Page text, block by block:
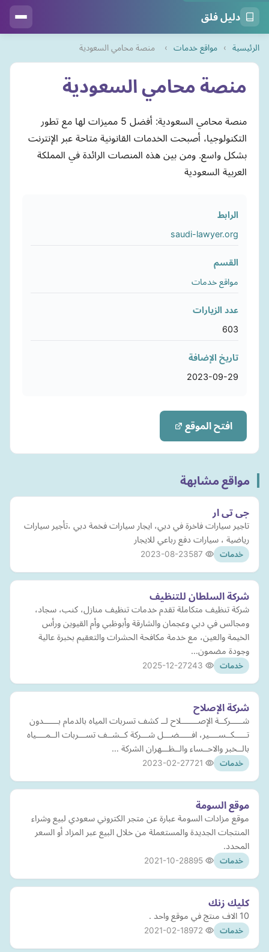
دليل فلق
الرئيسية › مواقع خدمات › منصة محامي السعودية
منصة محامي السعودية
منصة محامي السعودية: أفضل 5 مميزات لها مع تطور
التكنولوجيا، أصبحت الخدمات القانونية متاحة عبر الإنترنت
بشكل واسع. ومن بين هذه المنصات الرائدة في المملكة
العربية السعودية
الرابط
saudi-lawyer.org
القسم
مواقع خدمات
عدد الزيارات
603
تاريخ الإضافة
2023-09-29
افتح الموقع
مواقع مشابهة
جى تى ار
تاجير سيارات فاخرة في دبي، ايجار سيارات فخمة دبي ،تأجير سيارات
رياضية ، سيارات دفع رباعي للايجار
خدمات 2023-08-23
شركة السلطان للتنظيف
شركة تنظيف متكاملة تقدم خدمات تنظيف منازل، كنب، سجاد،
ومجالس في دبي وعجمان والشارقة وأبوظبي وأم القيوين ورأس
الخيمة والعين، مع خدمة مكافحة الحشرات والتعقيم بخبرة عالية
وجودة مضمون…
خدمات 2025-12-27
شركة الإصلاح
شـــــركــة الإصـــــــلاح لــ كشف تسربات المياه بالدمام بــــــدون
تـــــكــســــير، افـــــضـــل شـــركة كــشــف تســـربات الــمــــياه
بالــخبر والاحــساء والــظـــهران الشركة …
خدمات 2023-02-27
موقع السومة
موقع مزادات السومة عبارة عن متجر الكتروني سعودي لبيع وشراء
المنتجات الجديدة والمستعملة من خلال البيع عبر المزاد أو السعر
المحدد.
خدمات 2021-10-28
كليك زنك
10 الاف منتج في موقع واحد .
خدمات 2021-02-18